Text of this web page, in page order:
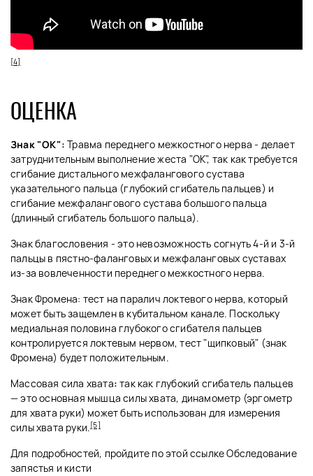
[4]
ОЦЕНКА
Знак "ОК": Травма переднего межкостного нерва - делает
затруднительным выполнение жеста "ОК", так как требуется
сгибание дистального межфалангового сустава
указательного пальца (глубокий сгибатель пальцев) и
сгибание межфалангового сустава большого пальца
(длинный сгибатель большого пальца).
Знак благословения - это невозможность согнуть 4-й и 3-й
пальцы в пястно-фаланговых и межфаланговых суставах
из-за вовлеченности переднего межкостного нерва.
Знак Фромена: тест на паралич локтевого нерва, который
может быть защемлен в кубитальном канале. Поскольку
медиальная половина глубокого сгибателя пальцев
контролируется локтевым нервом, тест "щипковый" (знак
Фромена) будет положительным.
Массовая сила хвата: так как глубокий сгибатель пальцев
— это основная мышца силы хвата, динамометр (эргометр
для хвата руки) может быть использован для измерения
силы хвата руки.[5]
Для подробностей, пройдите по этой ссылке Обследование
запястья и кисти